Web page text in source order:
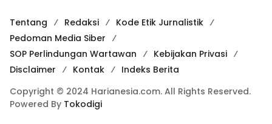
Tentang Redaksi
Kode Etik Jurnalistik
Pedoman Media Siber
SOP Perlindungan Wartawan
Kebijakan Privasi
Disclaimer
Kontak
Indeks Berita
Copyright © 2024 Harianesia.com. All Rights Reserved.
Powered By Tokodigi